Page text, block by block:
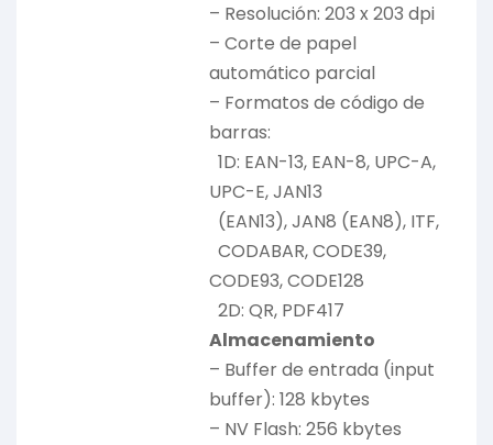
– Resolución: 203 x 203 dpi
– Corte de papel
automático parcial
– Formatos de código de
barras:
1D: EAN-13, EAN-8, UPC-A,
UPC-E, JAN13
(EAN13), JAN8 (EAN8), ITF,
CODABAR, CODE39,
CODE93, CODE128
2D: QR, PDF417
Almacenamiento
– Buffer de entrada (input
buffer): 128 kbytes
– NV Flash: 256 kbytes